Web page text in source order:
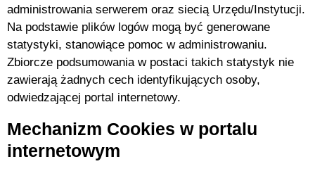
administrowania serwerem oraz siecią Urzędu/Instytucji.
Na podstawie plików logów mogą być generowane
statystyki, stanowiące pomoc w administrowaniu.
Zbiorcze podsumowania w postaci takich statystyk nie
zawierają żadnych cech identyfikujących osoby,
odwiedzającej portal internetowy.
Mechanizm Cookies w portalu
internetowym